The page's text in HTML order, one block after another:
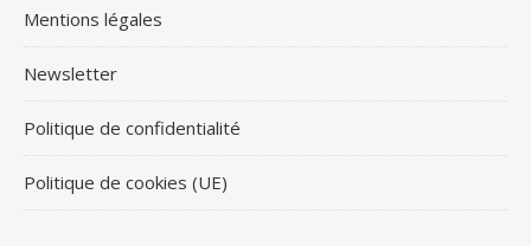
Mentions légales
Newsletter
Politique de confidentialité
Politique de cookies (UE)